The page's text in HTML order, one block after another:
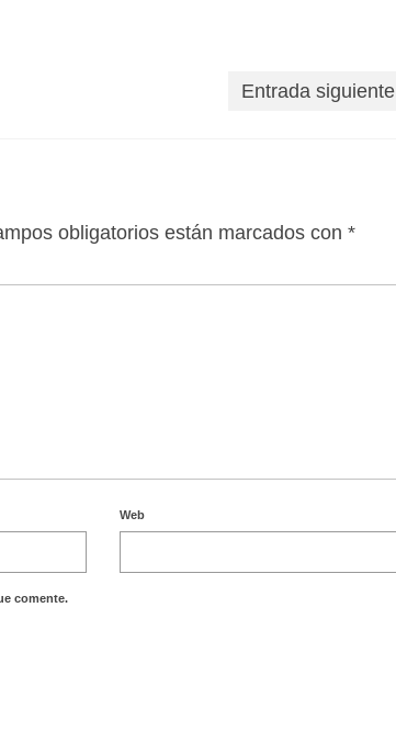
Entrada siguiente
obligatorios están marcados con *
Web
comente.